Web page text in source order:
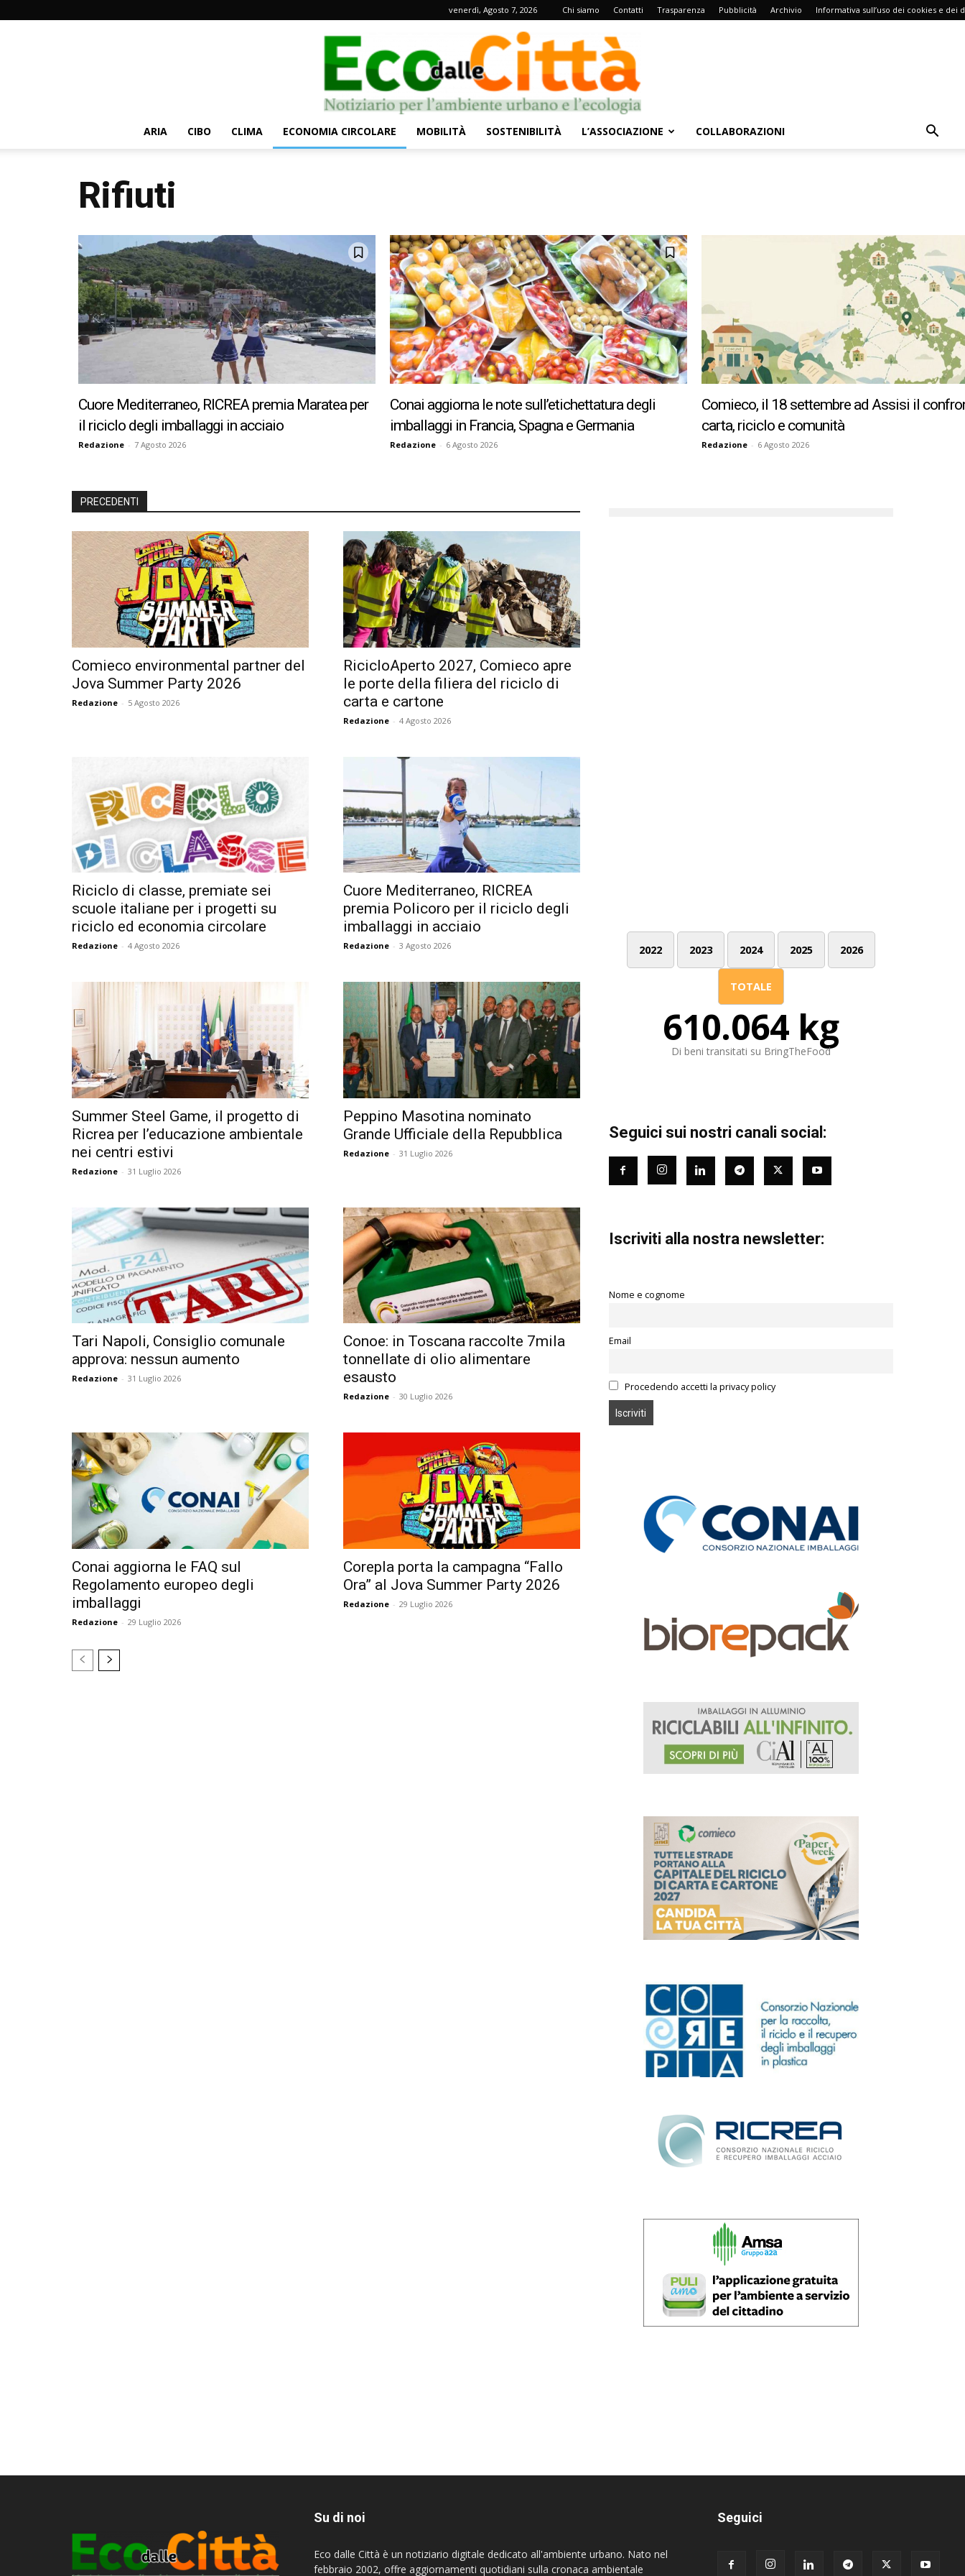
venerdì, Agosto 7, 2026 Chi siamo Contatti Trasparenza Pubblicità Archivio Informativa sull’uso dei cookies e dei
dalle
Città
ARIA CIBO CLIMA ECONOMIA CIRCOLARE MOBILITÀ SOSTENIBILITÀ L’ASSOCIAZIONE COLLABORAZIONI
Rifiuti
Cuore Mediterraneo, RICREA premia Maratea per
il riciclo degli imballaggi in acciaio
Redazione - 7 Agosto 2026
Conai aggiorna le note sull’etichettatura degli
imballaggi in Francia, Spagna e Germania
Redazione - 6 Agosto 2026
Comieco, il 18 settembre ad Assisi il
carta, riciclo e comunità
Redazione - 6 Agosto 2026
PRECEDENTI
Comieco environmental partner del
Jova Summer Party 2026
Redazione - 5 Agosto 2026
RicicloAperto 2027, Comieco apre
le porte della filiera del riciclo di
carta e cartone
Redazione - 4 Agosto 2026
Riciclo di classe, premiate sei
scuole italiane per i progetti su
riciclo ed economia circolare
Redazione - 4 Agosto 2026
Cuore Mediterraneo, RICREA
premia Policoro per il riciclo degli
imballaggi in acciaio
Redazione - 3 Agosto 2026
Summer Steel Game, il progetto di
Ricrea per l’educazione ambientale
nei centri estivi
Redazione - 31 Luglio 2026
Peppino Masotina nominato
Grande Ufficiale della Repubblica
Redazione - 31 Luglio 2026
Tari Napoli, Consiglio comunale
approva: nessun aumento
Redazione - 31 Luglio 2026
Conoe: in Toscana raccolte 7mila
tonnellate di olio alimentare
esausto
Redazione - 30 Luglio 2026
Conai aggiorna le FAQ sul
Regolamento europeo degli
imballaggi
Redazione - 29 Luglio 2026
Corepla porta la campagna “Fallo
Ora” al Jova Summer Party 2026
Redazione - 29 Luglio 2026
2022 2023 2024 2025 2026
TOTALE
610.064 kg
Di beni transitati su BringTheFood
Seguici sui nostri canali social:
Iscriviti alla nostra newsletter:
Nome e cognome
Email
Procedendo accetti la privacy policy
Su di noi
Eco dalle Città è un notiziario digitale dedicato all'ambiente urbano. Nato nel
febbraio 2002, offre aggiornamenti quotidiani sulla cronaca ambientale
Seguici